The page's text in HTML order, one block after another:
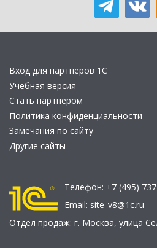
Вход для партнеров 1С
Учебная версия
Стать партнером
Политика конфиденциальности
Замечания по сайту
Другие сайты
Телефон: +7 (495)
Email: site_v8@1c.ru
Отдел продаж: г. Москва, улица